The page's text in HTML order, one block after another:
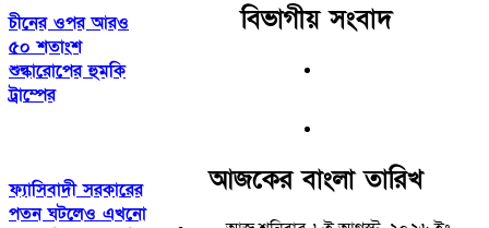
চীনের ওপর আরও
৫০ শতাংশ
শুল্কারোপের হুমকি
ট্রাম্পের
ফ্যাসিবাদী সরকারের
পতন ঘটলেও এখনো
বিভাগীয় সংবাদ
আজকের বাংলা তারিখ